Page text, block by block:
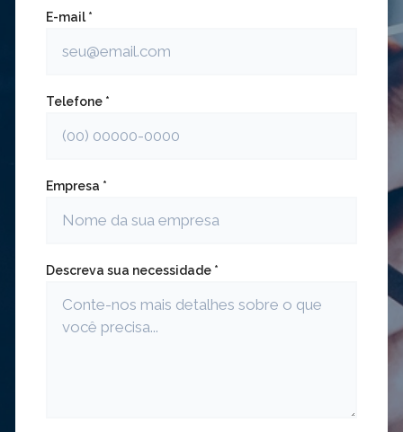
E-mail *
Telefone *
Empresa *
Descreva sua necessidade *